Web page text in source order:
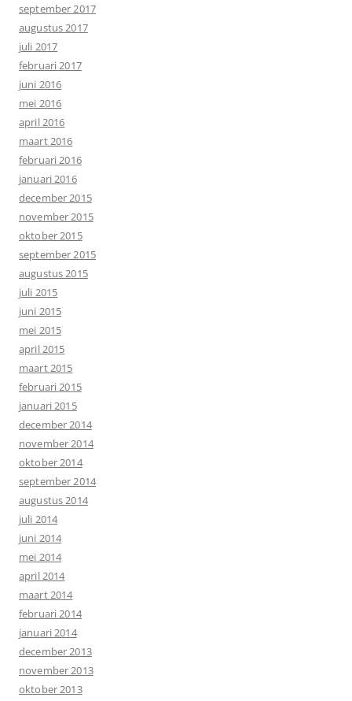
september 2017
augustus 2017
juli 2017
februari 2017
juni 2016
mei 2016
april 2016
maart 2016
februari 2016
januari 2016
december 2015
november 2015
oktober 2015
september 2015
augustus 2015
juli 2015
juni 2015
mei 2015
april 2015
maart 2015
februari 2015
januari 2015
december 2014
november 2014
oktober 2014
september 2014
augustus 2014
juli 2014
juni 2014
mei 2014
april 2014
maart 2014
februari 2014
januari 2014
december 2013
november 2013
oktober 2013